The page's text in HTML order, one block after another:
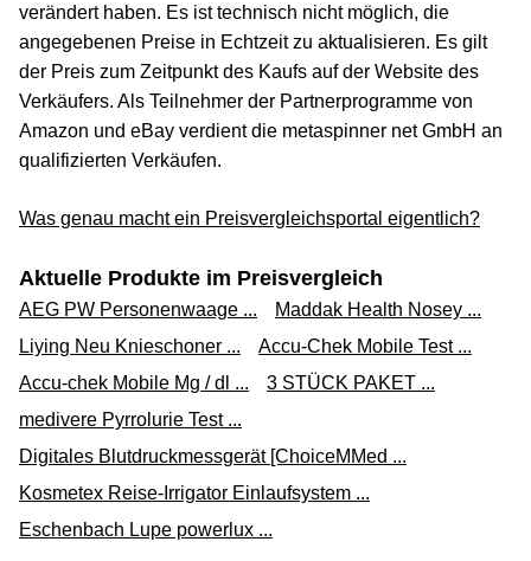
verändert haben. Es ist technisch nicht möglich, die
angegebenen Preise in Echtzeit zu aktualisieren. Es gilt
der Preis zum Zeitpunkt des Kaufs auf der Website des
Verkäufers. Als Teilnehmer der Partnerprogramme von
Amazon und eBay verdient die metaspinner net GmbH an
qualifizierten Verkäufen.
Was genau macht ein Preisvergleichsportal eigentlich?
Aktuelle Produkte im Preisvergleich
AEG PW Personenwaage ...
Maddak Health Nosey ...
Liying Neu Knieschoner ...
Accu-Chek Mobile Test ...
Accu-chek Mobile Mg / dl ...
3 STÜCK PAKET ...
medivere Pyrrolurie Test ...
Digitales Blutdruckmessgerät [ChoiceMMed ...
Kosmetex Reise-Irrigator Einlaufsystem ...
Eschenbach Lupe powerlux ...